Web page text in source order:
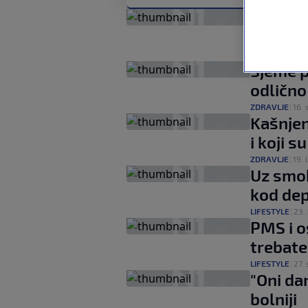
Sjeme
ZDRAVLJE 16.
i koji
ZDRAVLJE 19.
Uz
kod
LIFESTYLE 23.
PMS i
LIFESTYLE 27.
"Oni
bolniji